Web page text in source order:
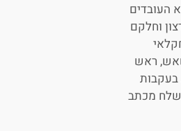
העובדים
וחלקם
ראש
בעקבות
מכתב